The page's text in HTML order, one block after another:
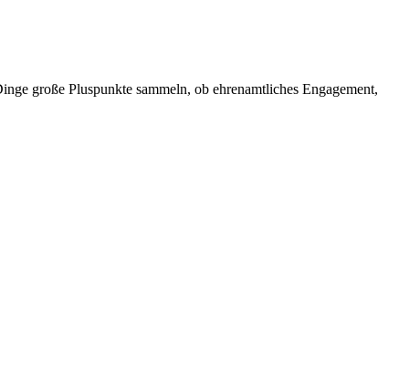
große Pluspunkte sammeln, ob ehrenamtliches Engagement,